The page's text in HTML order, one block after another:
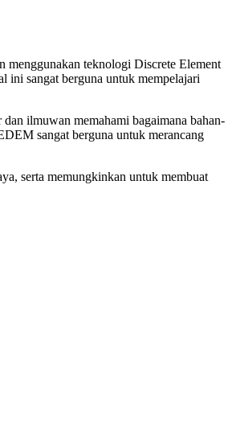
menggunakan teknologi Discrete Element
ini sangat berguna untuk mempelajari
ilmuwan memahami bagaimana bahan-
sangat berguna untuk merancang
serta memungkinkan untuk membuat